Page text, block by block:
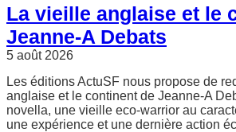
La vieille anglaise et le
Jeanne-A Debats
5 août 2026
Les éditions ActuSF nous propose de
anglaise et le continent de Jeanne-A
novella, une vieille eco-warrior au
une expérience et une dernière action